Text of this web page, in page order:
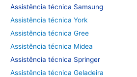
Assistência técnica Samsung
Assistência técnica York
Assistência técnica Gree
Assistência técnica Midea
Assistência técnica Springer
Assistência técnica Geladeira